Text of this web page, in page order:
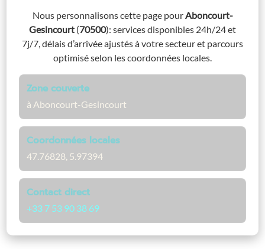
Nous personnalisons cette page pourAboncourt-
Gesincourt (70500): services disponibles 24h/24 et
7j/7, délais d’arrivée ajustés à votre secteur et parcours
optimisé selon les coordonnées locales.
Zone couverte
à Aboncourt-Gesincourt
Coordonnées locales
47.76828, 5.97394
Contact direct
+33 7 53 90 38 69